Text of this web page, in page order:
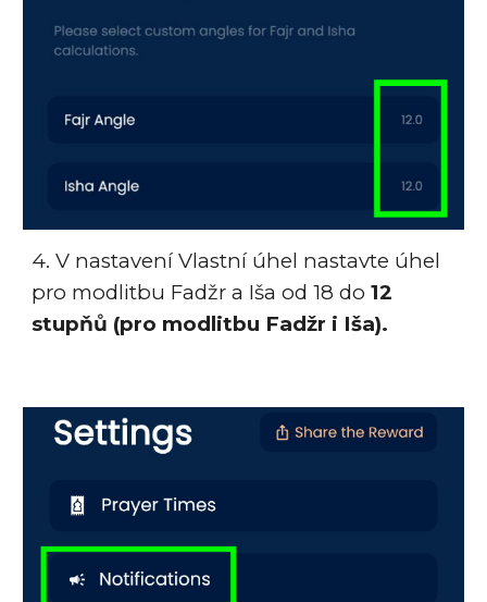
4. V nastavení Vlastní úhel nastavte úhel
pro modlitbu Fadžr a Iša od 18 do12
stupňů (pro modlitbu Fadžr i Iša).